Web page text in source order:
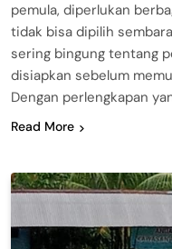
pemula, diperlukan
tidak bisa dipilih
sering bingung tentang
disiapkan sebelum
Dengan perlengkapan
Read More